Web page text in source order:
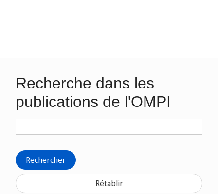
Recherche dans les
publications de l'OMPI
Rechercher
Rétablir